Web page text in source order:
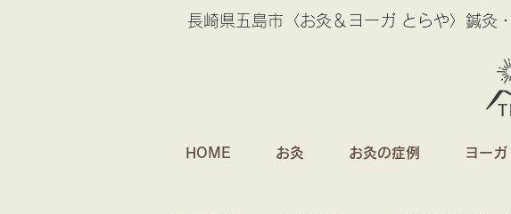
長崎県五島市〈お灸＆ヨーガ とらや〉鍼灸
HOME お灸 お灸の症例 ヨーガ